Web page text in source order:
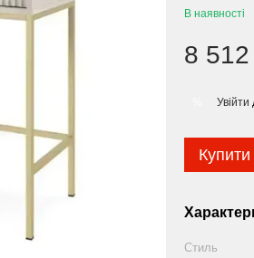
В наявності
8 512
Увійти
Купити
Стиль